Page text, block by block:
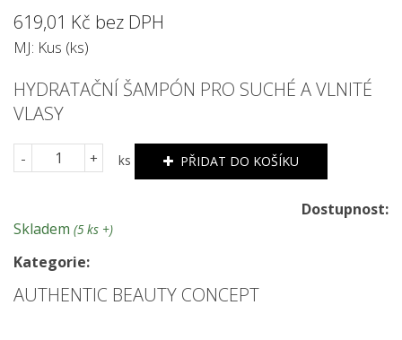
619,01 Kč bez DPH
MJ: Kus (ks)
HYDRATAČNÍ ŠAMPÓN PRO SUCHÉ A VLNITÉ
VLASY
- + ks PŘIDAT DO KOŠÍKU
Dostupnost:
Skladem (5 ks +)
Kategorie:
AUTHENTIC BEAUTY CONCEPT